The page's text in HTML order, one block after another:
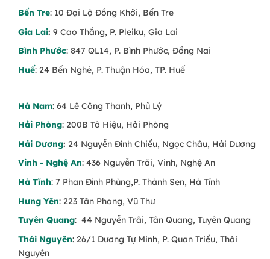
Bến Tre: 10 Đại Lộ Đồng Khởi, Bến Tre
Gia Lai: 9 Cao Thắng, P. Pleiku, Gia Lai
Bình Phước: 847 QL14, P. Bình Phước, Đồng Nai
Huế: 24 Bến Nghé, P. Thuận Hóa, TP. Huế
Hà Nam: 64 Lê Công Thanh, Phủ Lý
Hải Phòng: 200B Tô Hiệu, Hải Phòng
Hải Dương: 24 Nguyễn Đình Chiểu, Ngọc Châu, Hải Dương
Vinh - Nghệ An: 436 Nguyễn Trãi, Vinh, Nghệ An
Hà Tĩnh: 7 Phan Đình Phùng,P. Thành Sen, Hà Tĩnh
Hưng Yên: 223 Tân Phong, Vũ Thư
Tuyên Quang: 44 Nguyễn Trãi, Tân Quang, Tuyên Quang
Thái Nguyên: 26/1 Dương Tự Minh, P. Quan Triều, Thái
Nguyên